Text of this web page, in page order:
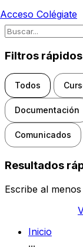
Acceso Colégiate
Filtros rápidos
Todos
Documentación
Comunicados
Resultados
Escribe al
Inicio
...